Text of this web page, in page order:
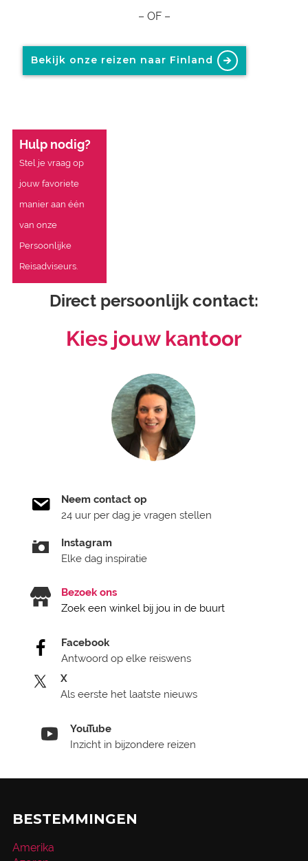
– OF –
Bekijk onze reizen naar Finland
Hulp nodig?
Stel je vraag op
jouw favoriete
manier aan één
van onze
Persoonlijke
Reisadviseurs.
Direct persoonlijk contact:
Kies jouw kantoor
Neem contact op
24 uur per dag je vragen stellen
Instagram
Elke dag inspiratie
Bezoek ons
Zoek een winkel bij jou in de buurt
Facebook
Antwoord op elke reiswens
X
Als eerste het laatste nieuws
YouTube
Inzicht in bijzondere reizen
BESTEMMINGEN
Amerika